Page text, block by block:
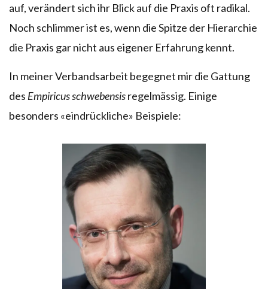
auf, verändert sich ihr Blick auf die Praxis oft radikal.
Noch schlimmer ist es, wenn die Spitze der Hierarchie
die Praxis gar nicht aus eigener Erfahrung kennt.
In meiner Verbandsarbeit begegnet mir die Gattung
des Empiricus schwebensisregelmässig. Einige
besonders «eindrückliche» Beispiele: